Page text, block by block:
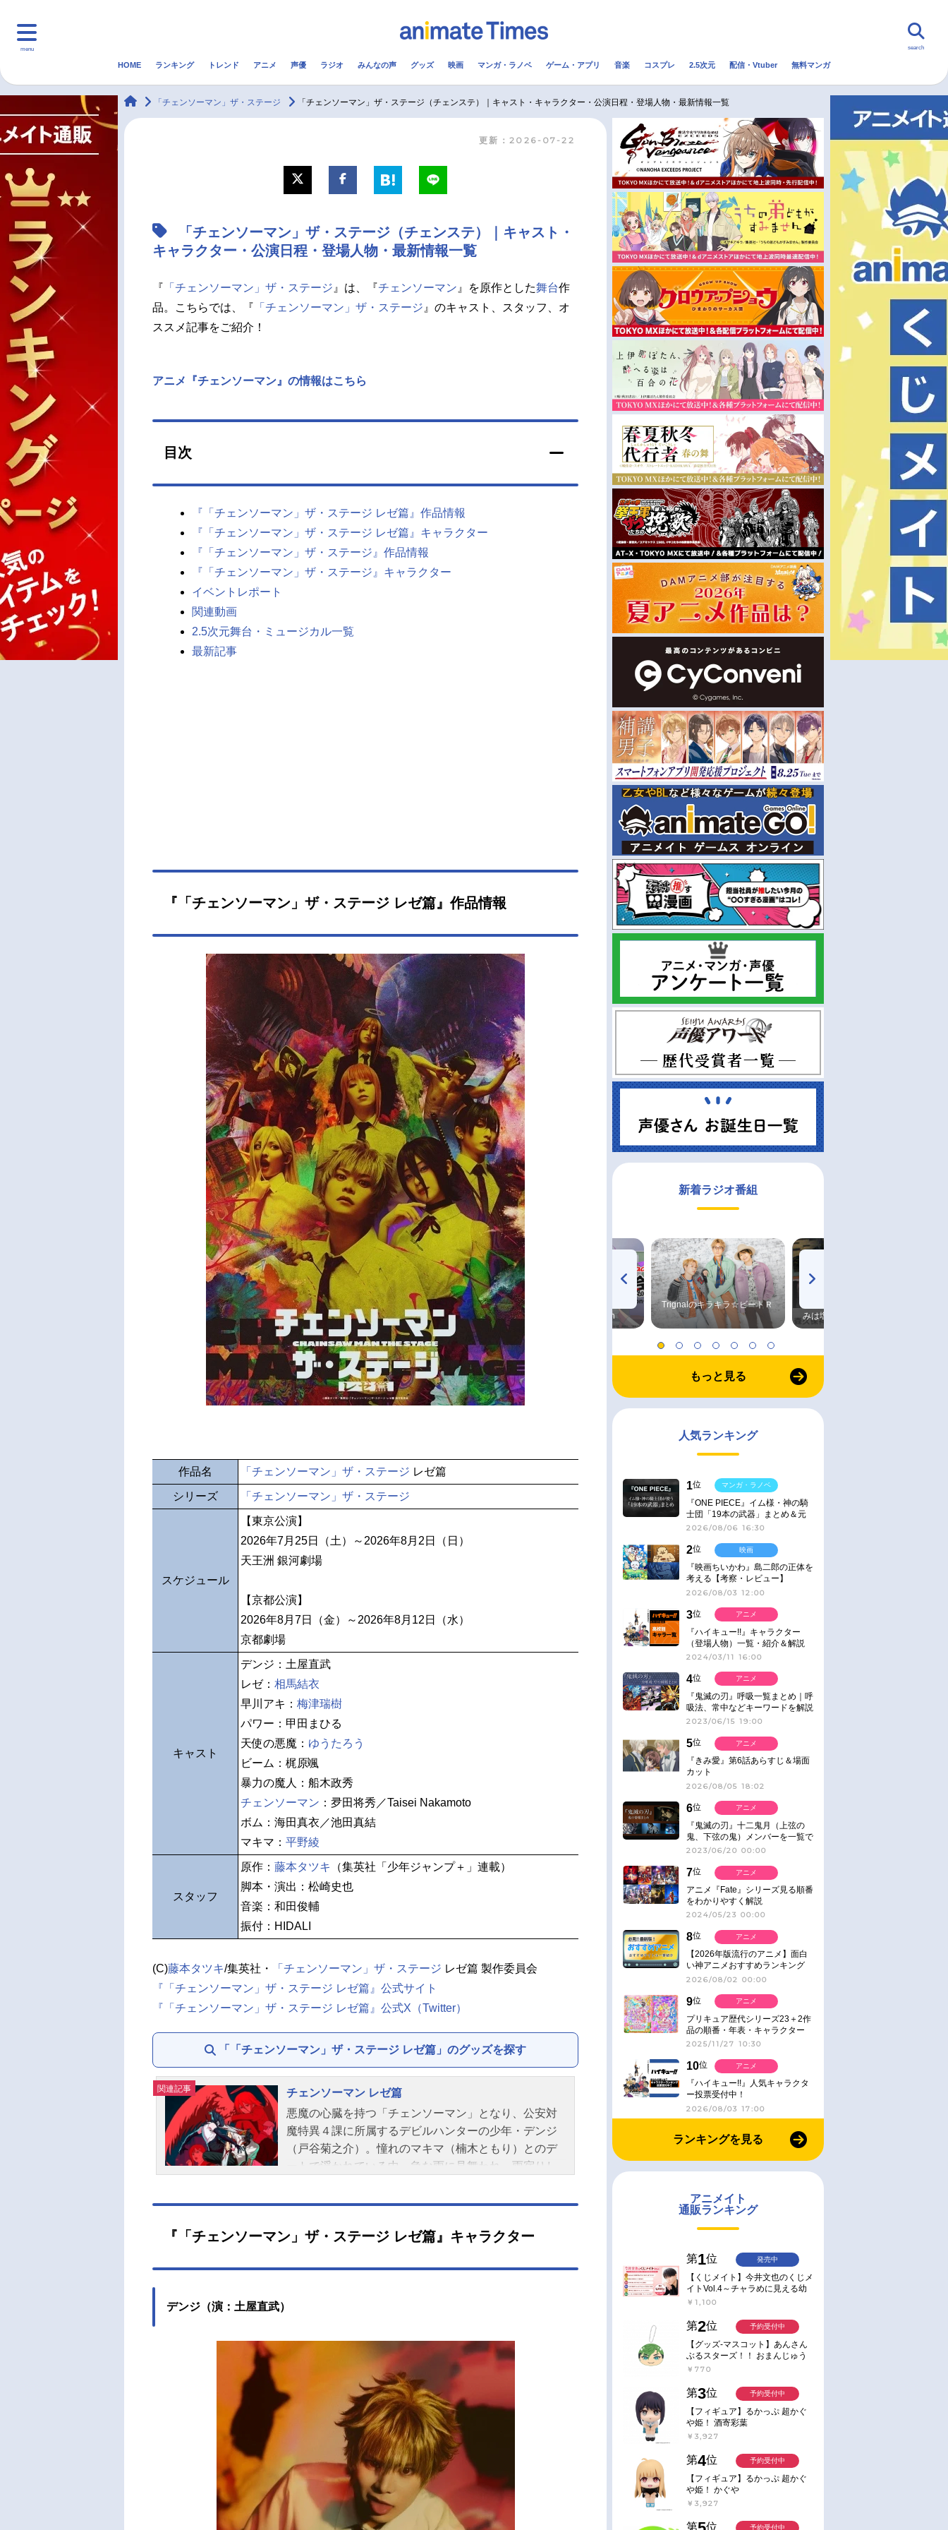
menu
マンガ・ラノベ 2.5次元 配信・Vtuber トレンド 無料マンガ
声優記事一覧
アニメ映画一覧
男性声優/女性声優一覧
今期アニメ曜日別一覧
夏アニメ
秋アニメ
冬アニメ
search
HOME ランキング トレンド アニメ 声優 ラジオ みんなの声 グッズ 映画 マンガ・ラノベ ゲーム・アプリ 音楽 コスプレ 2.5次元 配信・Vtuber 無料マンガ
animateTimes
「チェンソーマン」ザ・ステージ 「チェンソーマン」ザ・ステージ（チェンステ）｜キャスト・キャラクター・公演日程・登場人物・最新情報一覧
更新：2026-07-22
「チェンソーマン」ザ・ステージ（チェンステ）｜キャスト・
キャラクター・公演日程・登場人物・最新情報一覧
『 「チェンソーマン」ザ・ステージ 』は、『チェンソーマン 』を原作とした舞台作
品。こちらでは、『 「チェンソーマン」ザ・ステージ 』のキャスト、スタッフ、オ
ススメ記事をご紹介！
アニメ『チェンソーマン』の情報はこちら
目次
『「チェンソーマン」ザ・ステージ レゼ篇』作品情報
『「チェンソーマン」ザ・ステージ レゼ篇』キャラクター
『「チェンソーマン」ザ・ステージ』作品情報
『「チェンソーマン」ザ・ステージ』キャラクター
イベントレポート
関連動画
2.5次元舞台・ミュージカル一覧
最新記事
『「チェンソーマン」ザ・ステージ レゼ篇』作品情報
作品名 「チェンソーマン」ザ・ステージ レゼ篇
シリーズ 「チェンソーマン」ザ・ステージ
スケジュール
【東京公演】
2026年7月25日（土）～2026年8月2日（日）
天王洲 銀河劇場
【京都公演】
2026年8月7日（金）～2026年8月12日（水）
京都劇場
キャスト
デンジ：土屋直武
レゼ： 相馬結衣
早川アキ： 梅津瑞樹
パワー：甲田まひる
天使の悪魔： ゆうたろう
ビーム：梶原颯
暴力の魔人：船木政秀
チェンソーマン ：夛田将秀／Taisei Nakamoto
ボム：海田真衣／池田真結
マキマ： 平野綾
スタッフ
原作： 藤本タツキ
（集英社「少年ジャンプ＋」連載）
脚本・演出：松崎史也
音楽：和田俊輔
振付：HIDALI
(C)藤本タツキ/集英社・ 「チェンソーマン」ザ・ステージ レゼ篇 製作委員会
『「チェンソーマン」ザ・ステージ レゼ篇』公式サイト
『「チェンソーマン」ザ・ステージ レゼ篇』公式X（Twitter）
「「チェンソーマン」ザ・ステージ レゼ篇」のグッズを探す
関連記事
チェンソーマン レゼ篇
悪魔の心臓を持つ「チェンソーマン」となり、公安対
魔特異４課に所属するデビルハンターの少年・デンジ
（戸谷菊之介）。憧れのマキマ（楠木ともり）とのデ
ートで浮かれている中、急な雨に見舞われ、雨宿りし
た。近所のカフェで働いているという彼女はデンジに
に、デンジの日常は変わり始めていく……作品名チェ
ンソーマンスケジュール2025年9月19日（金）キャス
内田夕夜天使の悪魔：内田真礼岸辺：津田健次郎副隊
長：高橋英則野茂：赤羽根健治謎の男：乃村健次台風
の悪魔：喜多村英梨レゼ：上田麗奈スタッフ原作：藤
本タツキ（集英社「少年ジャンプ+」連載）監督：?原
達矢脚本：瀬古浩司キャラクターデザイン：杉山和隆
副監督：中園真登サブキャラクターデザイン：山﨑爽
太 駿メインアニメーター：庄一アクションディレク
ター：重次創太悪魔デザイン：松浦力 押山清高衣装
デザイン：山本彩...
『「チェンソーマン」ザ・ステージ レゼ篇』キャラクター
デンジ（演：土屋直武）
新着ラジオ番組
高橋美紀のおんぷの気持ち
♪ in アニメイトタイムズ
TVアニメ『戦隊大失格』
radio 大直会 2nd season
Trignalのキラキラ☆ビートＲ
みは塩だけ
もっと見る
人気ランキング
1位
『ONE PIECE』イム様・神の騎
士団「19本の武器」まとめ＆元
ネタ
2026/08/06 16:30
マンガ・ラノベ
2位
『映画ちいかわ』島二郎の正体を
考える【考察・レビュー】
2026/08/03 12:00
映画
3位
『ハイキュー!!』キャラクター
（登場人物）一覧・紹介＆解説
2024/03/11 16:00
アニメ
4位
『鬼滅の刃』呼吸一覧まとめ｜呼
吸法、常中などキーワードを解説
2023/06/15 19:00
アニメ
5位
『きみ愛』第6話あらすじ＆場面
カット
2026/08/05 18:02
アニメ
6位
『鬼滅の刃』十二鬼月（上弦の
鬼、下弦の鬼）メンバーを一覧で
紹介＆解説（登場鬼の情報まと
2023/06/20 00:00
アニメ
7位
アニメ『Fate』シリーズ見る順番
をわかりやすく解説
2024/05/23 00:00
アニメ
8位
【2026年版流行のアニメ】面白
い神アニメおすすめランキング
【名作・話題作】｜ジャンル別人
2026/08/02 00:00
アニメ
9位
プリキュア歴代シリーズ23＋2作
品の順番・年表・キャラクター
【2025年版】
2025/11/27 10:30
アニメ
10位
『ハイキュー!!』人気キャラクタ
ー投票受付中！
2026/08/03 17:00
アニメ
ランキングを見る
アニメイト
通販ランキング
第1位
【くじメイト】今井文也のくじメ
イトVol.4～チャラめに見える幼
馴染、実は一途で独占欲が強いん
￥1,100
発売中
第2位
【グッズ-マスコット】あんさん
ぶるスターズ！！ おまんじゅう
にぎにぎマスコット ねくすと2
￥770
予約受付中
第3位
【フィギュア】るかっぷ 超かぐ
や姫！ 酒寄彩葉
￥3,927
予約受付中
第4位
【フィギュア】るかっぷ 超かぐ
や姫！ かぐや
￥3,927
予約受付中
第 位 予約受付中